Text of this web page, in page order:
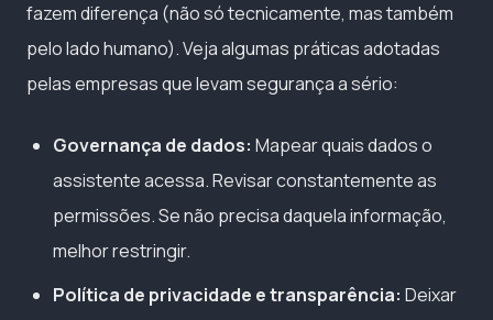
fazem diferença (não só tecnicamente, mas também
pelo lado humano). Veja algumas práticas adotadas
pelas empresas que levam segurança a sério:
Governança de dados: Mapear quais dados o
assistente acessa. Revisar constantemente as
permissões. Se não precisa daquela informação,
melhor restringir.
Política de privacidade e transparência: Deixar